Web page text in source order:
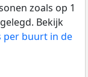
zoals op 1
Bekijk
per buurt in de